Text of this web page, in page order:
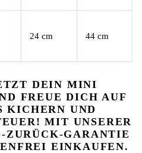
24 cm 44 cm
DEIN MINI
FREUE DICH AUF
KICHERN UND
MIT UNSERER
ZURÜCK-GARANTIE
EINKAUFEN.